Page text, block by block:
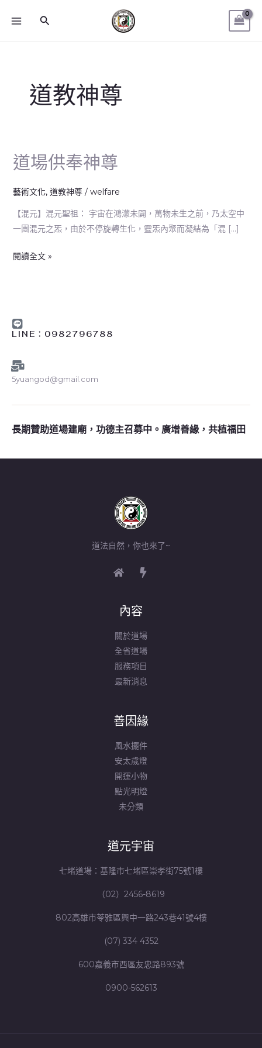
搜
道教神尊
道場供奉神尊
藝術文化, 道教神尊/ welfare
【混元】混元聖祖： 宇宙在鴻濛未闢，萬物未生之前，乃太空中
一團混元之炁，由於不停旋轉生化，靈炁內聚而凝結為「混 […]
道
場
供
神
閱讀全文 »
LINE︰0982796788
5yuangod@gmail.com
長期贊助道場建廟，功德主召募中。廣增善緣，共植福田
道法自然，你也來了~
內容
關於道場
全省道場
服務項目
最新消息
善因緣
風水擺件
安太歲燈
開運小物
點光明燈
未分類
道元宇宙
七堵道場：基隆市七堵區崇孝街75號1樓
（02）2456-8619
802高雄市苓雅區興中一路243巷41號4樓
(07) 334 4352
600嘉義市西區友忠路893號
0900-562613